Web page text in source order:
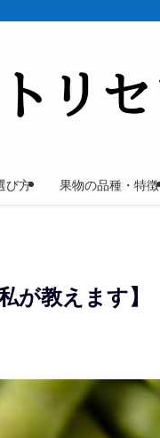
び方 果物の品種・特徴
が教えます】